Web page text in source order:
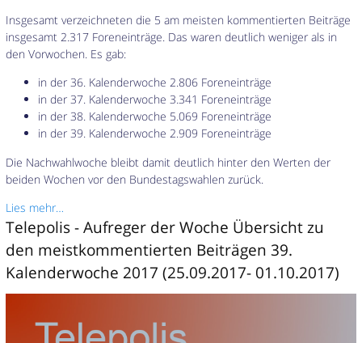
Insgesamt verzeichneten die 5 am meisten kommentierten Beiträge
insgesamt 2.317 Foreneinträge. Das waren deutlich weniger als in
den Vorwochen. Es gab:
in der 36. Kalenderwoche 2.806 Foreneinträge
in der 37. Kalenderwoche 3.341 Foreneinträge
in der 38. Kalenderwoche 5.069 Foreneinträge
in der 39. Kalenderwoche 2.909 Foreneinträge
Die Nachwahlwoche bleibt damit deutlich hinter den Werten der
beiden Wochen vor den Bundestagswahlen zurück.
Lies mehr…
Telepolis - Aufreger der Woche Übersicht zu
den meistkommentierten Beiträgen 39.
Kalenderwoche 2017 (25.09.2017- 01.10.2017)